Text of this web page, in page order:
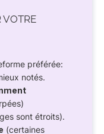
VOTRE
préférée:
notés.
sont étroits).
(certaines